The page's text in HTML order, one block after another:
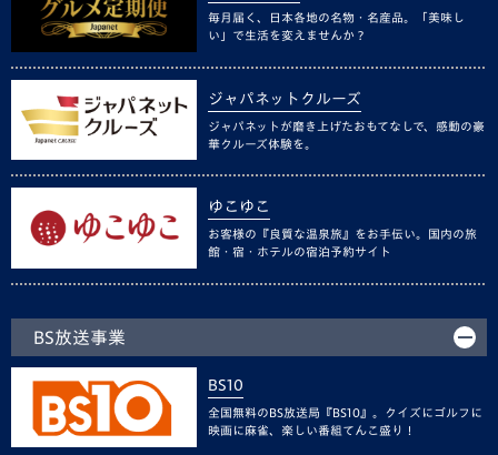
毎月届く、日本各地の名物・名産品。「美味し
い」で生活を変えませんか？
ジャパネットクルーズ
ジャパネットが磨き上げたおもてなしで、感動の豪
華クルーズ体験を。
ゆこゆこ
お客様の『良質な温泉旅』をお手伝い。国内の旅
館・宿・ホテルの宿泊予約サイト
BS放送事業
BS10
全国無料のBS放送局『BS10』。クイズにゴルフに
映画に麻雀、楽しい番組てんこ盛り！